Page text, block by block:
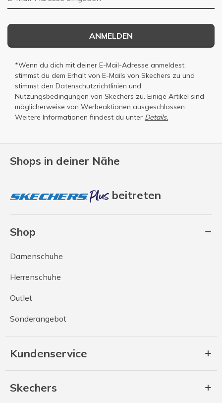
Shops in deiner Nähe
beitreten
Shop
Damenschuhe
Herrenschuhe
Outlet
Sonderangebot
Kundenservice
Skechers
ANMELDEN
*Wenn du dich mit deiner E-Mail-Adresse anmeldest,
stimmst du dem Erhalt von E-Mails von Skechers zu und
stimmst den Datenschutzrichtlinien und
Nutzungsbedingungen von Skechers zu. Einige Artikel sind
möglicherweise von Werbeaktionen ausgeschlossen.
Weitere Informationen fiindest du unter Details.